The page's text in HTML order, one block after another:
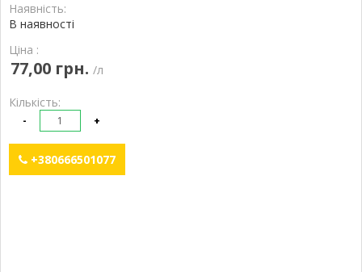
Наявність:
В наявності
Ціна :
77,00 грн. /л
Кількість:
- +
+380666501077